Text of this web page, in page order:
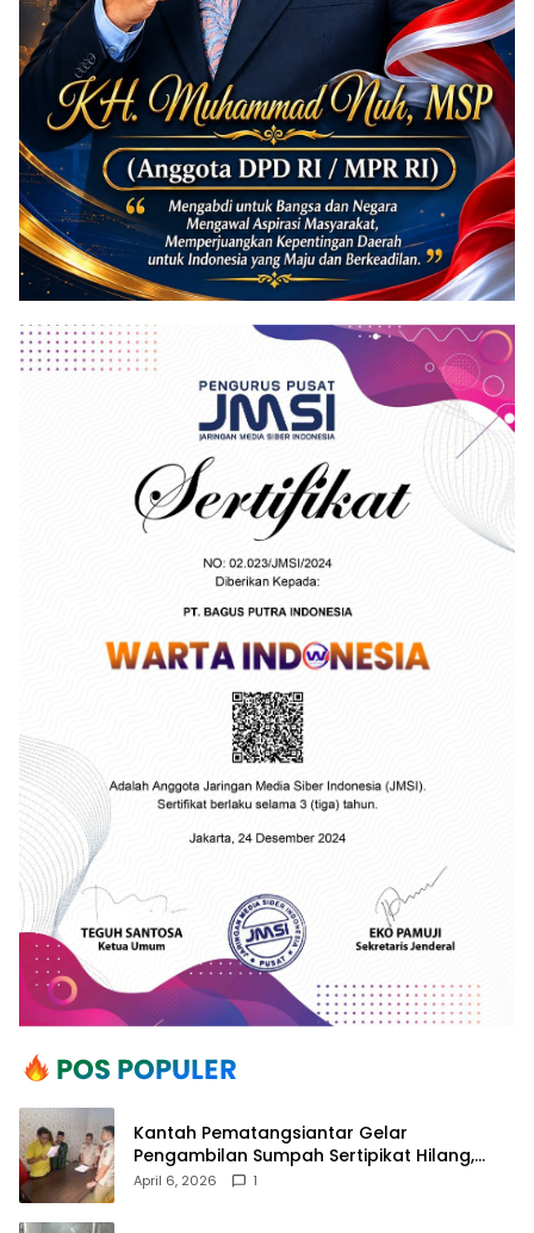
Kantah Pematangsiantar Gelar
Pengambilan Sumpah Sertipikat Hilang,
Perkuat Kepastian Hukum Pertanahan
April 6, 2026 1